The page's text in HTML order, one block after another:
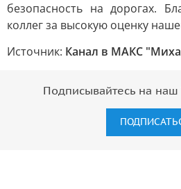
безопасность на дорогах.
коллег за высокую оценку
Источник: Канал в МАКС
Подписывайтесь на наш